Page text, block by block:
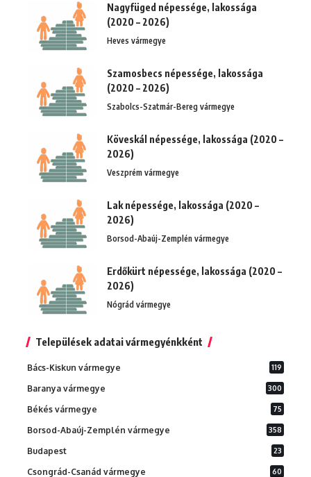
Nagyfüged népessége, lakossága
(2020 – 2026)
Heves vármegye
Szamosbecs népessége, lakossága
(2020 – 2026)
Szabolcs-Szatmár-Bereg vármegye
Köveskál népessége, lakossága (2020 –
2026)
Veszprém vármegye
Lak népessége, lakossága (2020 –
2026)
Borsod-Abaúj-Zemplén vármegye
Erdőkürt népessége, lakossága (2020 –
2026)
Nógrád vármegye
Települések adatai vármegyénkként
Bács-Kiskun vármegye 119
Baranya vármegye 300
Békés vármegye 75
Borsod-Abaúj-Zemplén vármegye 358
Budapest 23
Csongrád-Csanád vármegye 60